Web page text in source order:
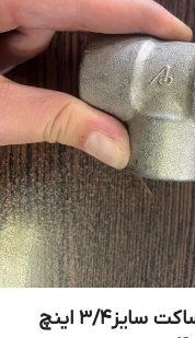
سه راه فشار قوی استنلس استیل ساکت سایز3/4 اینچ